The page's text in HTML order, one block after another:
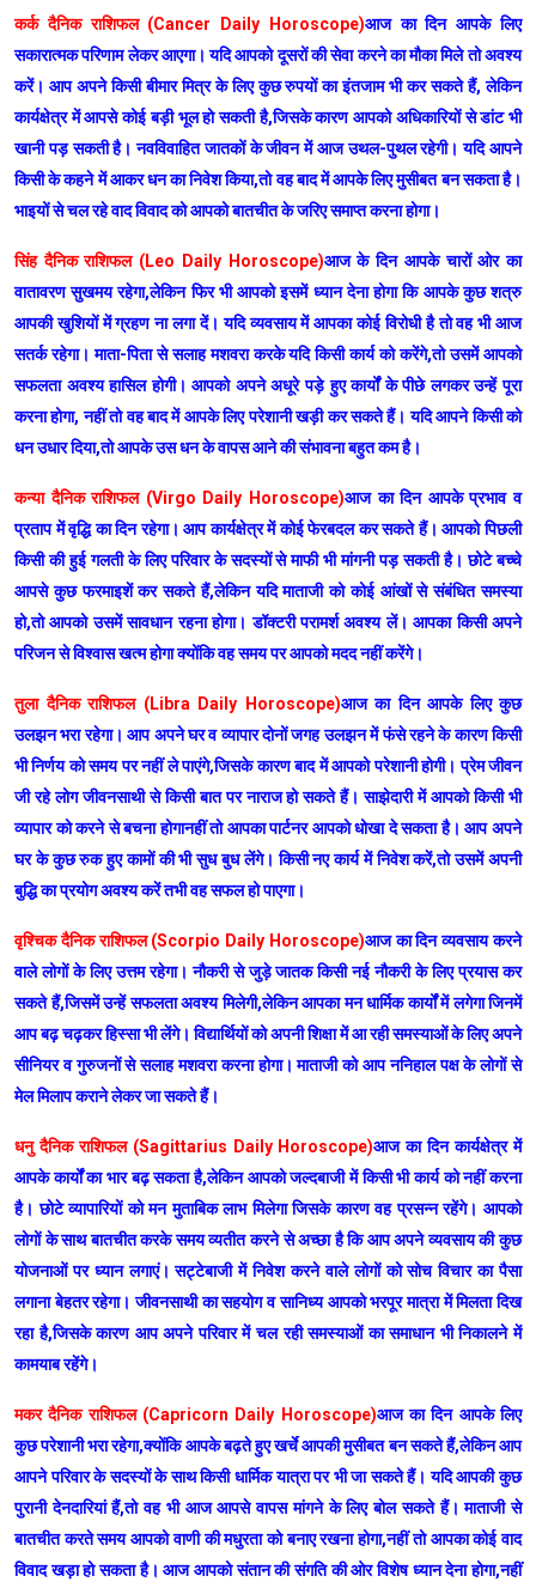
कर्क दैनिक राशिफल (Cancer Daily Horoscope)आज का दिन आपके लिए
सकारात्मक परिणाम लेकर आएगा। यदि आपको दूसरों की सेवा करने का मौका मिले तो अवश्य
करें। आप अपने किसी बीमार मित्र के लिए कुछ रुपयों का इंतजाम भी कर सकते हैं, लेकिन
कार्यक्षेत्र में आपसे कोई बड़ी भूल हो सकती है,जिसके कारण आपको अधिकारियों से डांट भी
खानी पड़ सकती है। नवविवाहित जातकों के जीवन में आज उथल-पुथल रहेगी। यदि आपने
किसी के कहने में आकर धन का निवेश किया,तो वह बाद में आपके लिए मुसीबत बन सकता है।
भाइयों से चल रहे वाद विवाद को आपको बातचीत के जरिए समाप्त करना होगा।
सिंह दैनिक राशिफल (Leo Daily Horoscope)आज के दिन आपके चारों ओर का
वातावरण सुखमय रहेगा,लेकिन फिर भी आपको इसमें ध्यान देना होगा कि आपके कुछ शत्रु
आपकी खुशियों में ग्रहण ना लगा दें। यदि व्यवसाय में आपका कोई विरोधी है तो वह भी आज
सतर्क रहेगा। माता-पिता से सलाह मशवरा करके यदि किसी कार्य को करेंगे,तो उसमें आपको
सफलता अवश्य हासिल होगी। आपको अपने अधूरे पड़े हुए कार्यों के पीछे लगकर उन्हें पूरा
करना होगा, नहीं तो वह बाद में आपके लिए परेशानी खड़ी कर सकते हैं। यदि आपने किसी को
धन उधार दिया,तो आपके उस धन के वापस आने की संभावना बहुत कम है।
कन्या दैनिक राशिफल (Virgo Daily Horoscope)आज का दिन आपके प्रभाव व
प्रताप में वृद्धि का दिन रहेगा। आप कार्यक्षेत्र में कोई फेरबदल कर सकते हैं। आपको पिछली
किसी की हुई गलती के लिए परिवार के सदस्यों से माफी भी मांगनी पड़ सकती है। छोटे बच्चे
आपसे कुछ फरमाइशें कर सकते हैं,लेकिन यदि माताजी को कोई आंखों से संबंधित समस्या
हो,तो आपको उसमें सावधान रहना होगा। डॉक्टरी परामर्श अवश्य लें। आपका किसी अपने
परिजन से विश्वास खत्म होगा क्योंकि वह समय पर आपको मदद नहीं करेंगे।
तुला दैनिक राशिफल (Libra Daily Horoscope)आज का दिन आपके लिए कुछ
उलझन भरा रहेगा। आप अपने घर व व्यापार दोनों जगह उलझन में फंसे रहने के कारण किसी
भी निर्णय को समय पर नहीं ले पाएंगे,जिसके कारण बाद में आपको परेशानी होगी। प्रेम जीवन
जी रहे लोग जीवनसाथी से किसी बात पर नाराज हो सकते हैं। साझेदारी में आपको किसी भी
व्यापार को करने से बचना होगानहीं तो आपका पार्टनर आपको धोखा दे सकता है। आप अपने
घर के कुछ रुक हुए कामों की भी सुध बुध लेंगे। किसी नए कार्य में निवेश करें,तो उसमें अपनी
बुद्धि का प्रयोग अवश्य करें तभी वह सफल हो पाएगा।
वृश्चिक दैनिक राशिफल (Scorpio Daily Horoscope)आज का दिन व्यवसाय करने
वाले लोगों के लिए उत्तम रहेगा। नौकरी से जुड़े जातक किसी नई नौकरी के लिए प्रयास कर
सकते हैं,जिसमें उन्हें सफलता अवश्य मिलेगी,लेकिन आपका मन धार्मिक कार्यों में लगेगा जिनमें
आप बढ़ चढ़कर हिस्सा भी लेंगे। विद्यार्थियों को अपनी शिक्षा में आ रही समस्याओं के लिए अपने
सीनियर व गुरुजनों से सलाह मशवरा करना होगा। माताजी को आप ननिहाल पक्ष के लोगों से
मेल मिलाप कराने लेकर जा सकते हैं।
धनु दैनिक राशिफल (Sagittarius Daily Horoscope)आज का दिन कार्यक्षेत्र में
आपके कार्यों का भार बढ़ सकता है,लेकिन आपको जल्दबाजी में किसी भी कार्य को नहीं करना
है। छोटे व्यापारियों को मन मुताबिक लाभ मिलेगा जिसके कारण वह प्रसन्न रहेंगे। आपको
लोगों के साथ बातचीत करके समय व्यतीत करने से अच्छा है कि आप अपने व्यवसाय की कुछ
योजनाओं पर ध्यान लगाएं। सट्टेबाजी में निवेश करने वाले लोगों को सोच विचार का पैसा
लगाना बेहतर रहेगा। जीवनसाथी का सहयोग व सानिध्य आपको भरपूर मात्रा में मिलता दिख
रहा है,जिसके कारण आप अपने परिवार में चल रही समस्याओं का समाधान भी निकालने में
कामयाब रहेंगे।
मकर दैनिक राशिफल (Capricorn Daily Horoscope)आज का दिन आपके लिए
कुछ परेशानी भरा रहेगा,क्योंकि आपके बढ़ते हुए खर्चे आपकी मुसीबत बन सकते हैं,लेकिन आप
आपने परिवार के सदस्यों के साथ किसी धार्मिक यात्रा पर भी जा सकते हैं। यदि आपकी कुछ
पुरानी देनदारियां हैं,तो वह भी आज आपसे वापस मांगने के लिए बोल सकते हैं। माताजी से
बातचीत करते समय आपको वाणी की मधुरता को बनाए रखना होगा,नहीं तो आपका कोई वाद
विवाद खड़ा हो सकता है। आज आपको संतान की संगति की ओर विशेष ध्यान देना होगा,नहीं